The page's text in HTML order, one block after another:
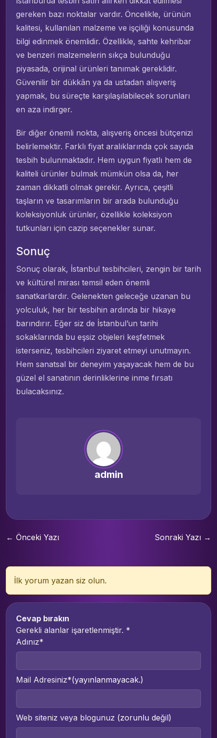
gereken bazı noktalar vardır. Öncelikle, ürünün
kalitesi, kullanılan malzeme ve işçiliği konusunda
bilgi edinmek önemlidir. Özellikle, sahte kehribar
ve benzeri malzemelerin sıkça bulunduğu
piyasada, orijinal ürünleri tanımak gereklidir.
Güvenilir bir dükkân ya da ustadan alışveriş
yapmak, bu süreçte karşılaşılabilecek sorunları
en aza indirger.
Bir diğer önemli nokta, alışveriş öncesi bütçenizi
belirlemektir. Farklı fiyat aralıklarında çok sayıda
tesbih bulunmaktadır. Hem uygun fiyatlı hem de
kaliteli ürünler bulmak mümkün olsa da, her
zaman dikkatli olmak gerekir. Ayrıca, çeşitli
taşların ve tasarımların bir arada bulunduğu
koleksiyonluk ürünler, özellikle koleksiyon
tutkunları için cazip seçenekler sunar.
Sonuç
Sonuç olarak, İstanbul tesbihcileri, zengin bir tarih
ve kültürel mirası temsil eden önemli
sanatkarlardır. Gelenekten geleceğe uzanan bu
yolculuk, her bir tesbihin ardında bir hikaye
barındırır. Eğer siz de İstanbul’un tarihi
sokaklarında bu eşsiz objeleri keşfetmek
isterseniz, tesbihcileri ziyaret etmeyi unutmayın.
Hem sanatsal bir deneyim yaşayacak hem de bu
güzel el sanatının derinliklerine inme fırsatı
bulacaksınız.
admin
← Önceki Yazı Sonraki Yazı →
İlk yorum yazan siz olun.
Cevap bırakın
Gerekli alanlar işaretlenmiştir. *
Adınız*
Mail Adresiniz*(yayınlanmayacak.)
Web siteniz veya blogunuz (zorunlu değil)